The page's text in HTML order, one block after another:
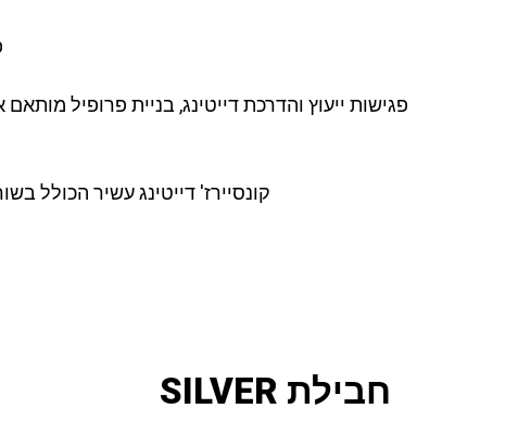
פגישות ייעוץ והדרכת דייטינג, בניית פרופיל
קונסיירז' דייטינג עשיר הכולל
חבילת SILVER